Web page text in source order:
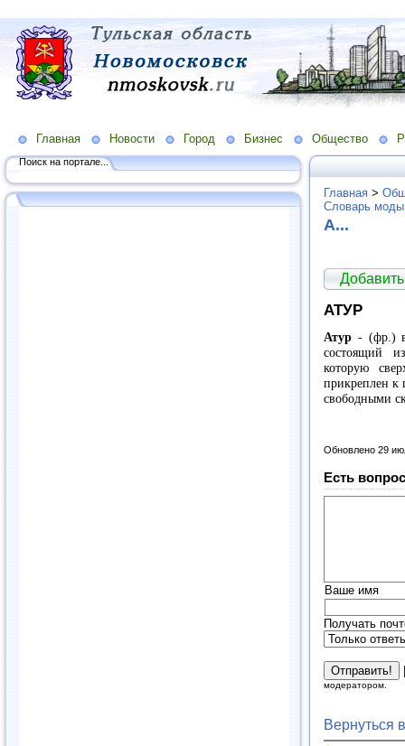
Главная Новости Город Бизнес Общество
Поиск на портале...
Главная >
Словарь
А...
АТУР
Атур - (фр.)
состоящий
которую
прикреплен к
свободными
Обновлено 29
Есть
Ваше имя
Получать
модератором.
Вернуться